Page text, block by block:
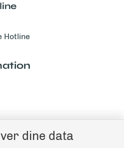
Hotline
dine data